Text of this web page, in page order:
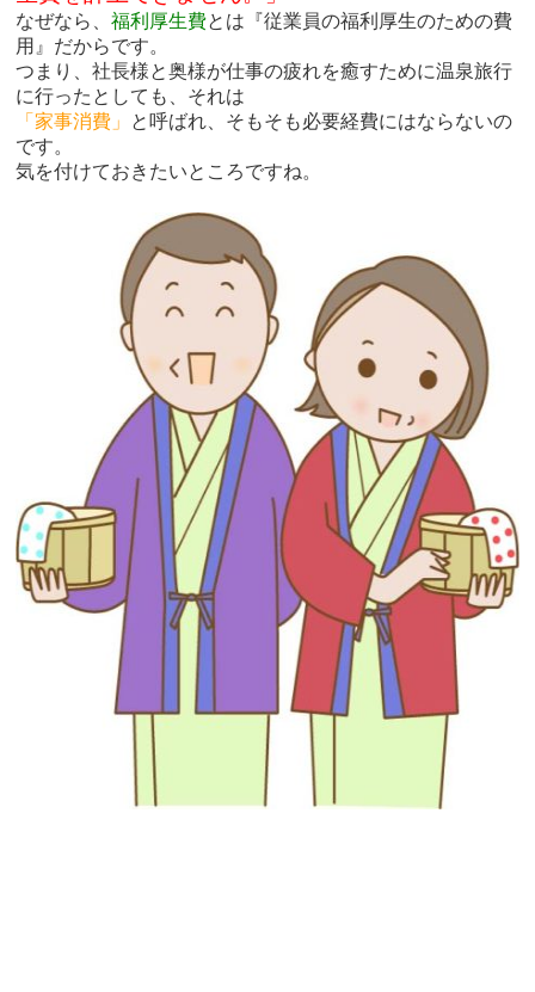
なぜなら、 福利厚生費とは『従業員の福利厚生のための費
用』だからです。
つまり、社長様と奥様が仕事の疲れを癒すために温泉旅行
に行ったとしても、それは
「家事消費」
と呼ばれ、そもそも必要経費にはならないの
です。
気を付けておきたいところですね。